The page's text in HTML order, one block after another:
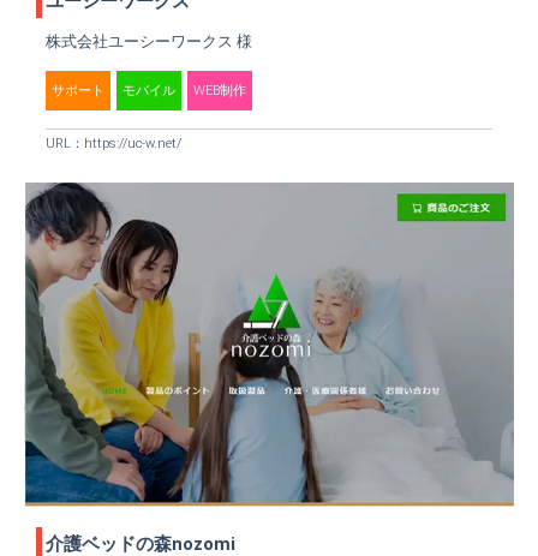
株式会社ユーシーワークス 様
サポート モバイル WEB制作
URL： https://uc-w.net/
介護ベッドの森nozomi